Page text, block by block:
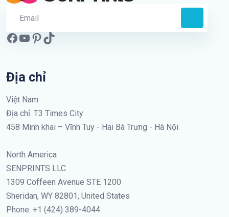
Địa chỉ
Việt Nam
Địa chỉ: T3 Times City
458 Minh khai – Vĩnh Tuy - Hai Bà Trưng - Hà Nội
North America
SENPRINTS LLC
1309 Coffeen Avenue STE 1200
Sheridan, WY 82801, United States
Phone: +1 (424) 389-4044